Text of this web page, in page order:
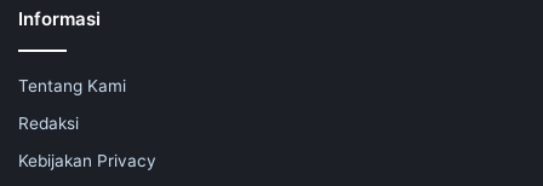
Informasi
Tentang Kami
Redaksi
Kebijakan Privacy